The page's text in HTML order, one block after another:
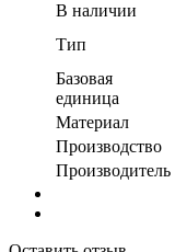
В наличии
Тип
Базовая
единица
Материал
Производство
Производитель